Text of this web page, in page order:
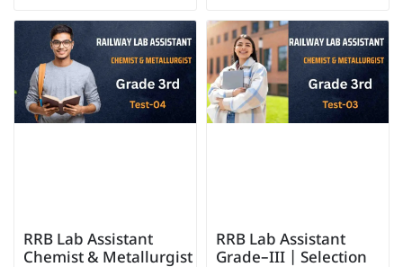
RRB Lab Assistant
Chemist & Metallurgist
RRB Lab Assistant
Grade–III | Selection